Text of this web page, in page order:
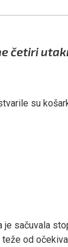
četiri
su
je sačuvala
od